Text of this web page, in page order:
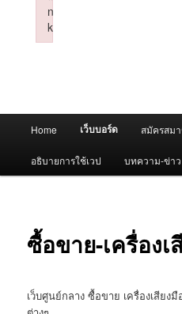
Home เว็บบอร์ด สมัครสม
อธิบายการใช้เวป บทความ-ข่าว
ซื้อขาย-เครื่อง
เว็บศูนย์กลาง ซื้อขาย เครื่องเสียง
n
k
Failed to initialize plugin: